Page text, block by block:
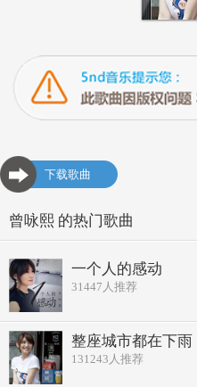
下载歌曲
曾咏熙 的热门歌曲
一个人的感动
31447 人推荐
整座城市都在下雨
131243 人推荐